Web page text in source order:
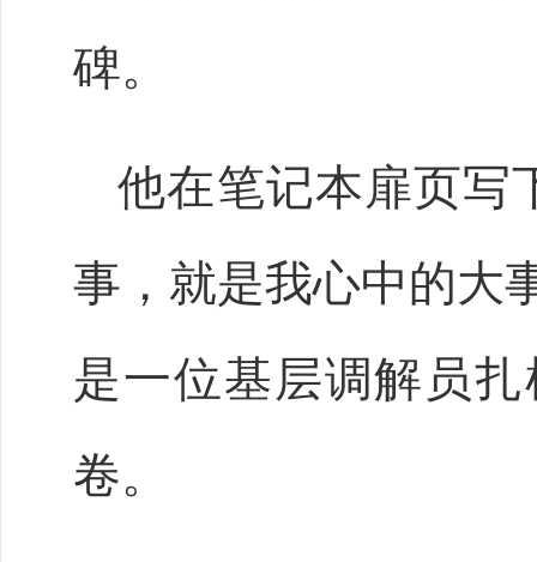
碑。
他在笔记本扉页写
事，就是我心中的大
是一位基层调解员
卷。